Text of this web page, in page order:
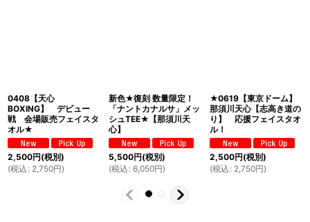
0408【天心
BOXING】 デビュー
戦 会場販売フェイスタ
オル★
2,500円(税別)
(税込 : 2,750円)
新色★復刻 数量限定！
「ナントカナルサ」メッ
シュTEE★【那須川天
心】
5,500円(税別)
(税込 : 6,050円)
★0619【東京ドーム】
那須川天心【志高き道の
り】 応援フェイスタオ
ル！
2,500円(税別)
(税込 : 2,750円)